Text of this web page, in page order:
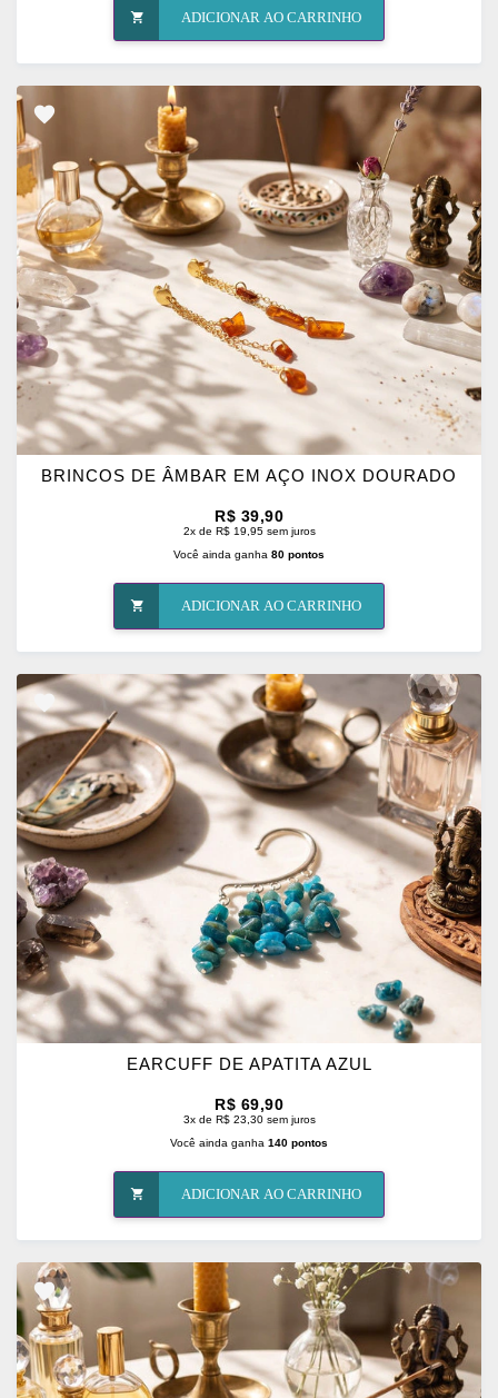
ADICIONAR AO CARRINHO
OS
FAVORITOS
BRINCOS DE ÂMBAR EM AÇO INOX DOURADO
R$ 39,90
2x de R$ 19,95 sem juros
Você ainda ganha 80 pontos
ADICIONAR AO CARRINHO
ADICIONAR
OS
FAVORITOS
EARCUFF DE APATITA AZUL
R$ 69,90
3x de R$ 23,30 sem juros
Você ainda ganha 140 pontos
ADICIONAR AO CARRINHO
ADICIONAR
OS